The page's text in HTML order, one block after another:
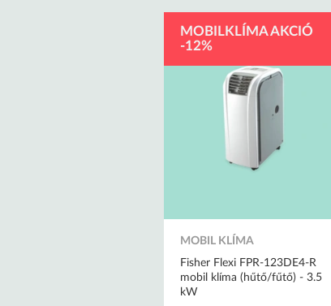
MOBILKLÍMA AKCIÓ
-12%
MOBIL KLÍMA
Fisher Flexi FPR-123DE4-R
mobil klíma (hűtő/fűtő) - 3.5
kW